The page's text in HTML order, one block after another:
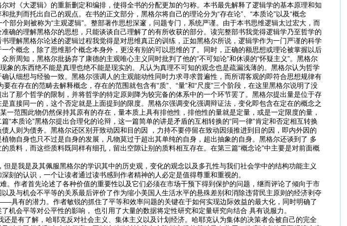
对《大逻辑》的重新删定和编排，使得全书的分配更加的匀称。本书最先解释了逻辑学的基本原理和知
批判而托出自己的观点。在书的正文部分，黑格尔将自己的理论分为“存在论”、“本质论”以及“概念
部分则被称为“主观逻辑”。整部著作思想深邃，问题专门，系统严谨。由于本书思维逻辑太过宏大，而
确的理解黑格尔的思想，只能谈谈自己理解了的有所收获的部分。读完整部书我觉得逻辑学乃至哲学的
理解黑格尔论述的逻辑过程我觉得是对思维真正的训练，正如黑格尔所说，逻辑学作为一门严谨的科学
个概念，除了思维那个概念本身外，更没有别的可以思维的了。同时，正确的额思想或理论被掌握以后
所周知，黑格尔批扬弃了康德的主观唯心主义同时批判了他的“不可知论”和休谟的“怀疑主义”。黑格尔
象的东西绝不能是真理也绝不能是现实的。凡认为真理不可知的观念也是疏漏浅薄的。黑格尔认为哲学
认细想与经验一致。黑格尔强调人的主观能动性同时力求寻求普遍性，而所谓客观的即符合思想规律有
在存在的范畴去解释概念，存在的范围就包含有“质”、“量”和“尺度”三个阶段，在这里黑格尔说明了没
了那个哲学的限制，并将哲学的特定原则降为较完备的体系中的一个环节罢了。黑格尔提出量是位于存
直接同一的，这个否定就是上面提到的限度。黑格尔强调变化强调辩证法，变化即包含在定在的概念之
一范围此物仍然保持其原有的存在，量本质上具有排他性，排他性的量就是定量，或是一定限度的量，
“本质论”黑格尔提出合理化的论辩，这一篇简单的讲是矛盾的互相转换的“同一律”肯定和否定相互转换
人则为债务。黑格尔还区别开致动因和目的因 ，力持不要停留在致动因须推进到目的因，即内外因的
物自身也只不过是自身的发展，凡物莫过于超出其单纯的自身，超出抽象的自身。黑格尔还谈到了 多
质料，而这些质料既同样有细孔，留出空隙让别的质料相互存在。在第三篇“概念论”中主要是对前面概
我是及其佩服黑格尔的学识其中的历史观，变化的观念以及多孔性与我们社会学中的结构功能主义
刻的认识，一个让读者通过读书感到作者精神的人必定是值得尊重和重视的。
作者首先论述了各种价值的重要性以及它们必须在市场干预下得到保护的问题，继而评论了倾向于市
及与机会不平等的关系最后评价了作为缩小美国人生活水平的悬殊差别和消除违背民主原则的经济剥夺
有的潜力。作者敏锐的抓住了平等和效率问题的关键在于如何实现边际效益的最大化，同时明确了
机会平等对公平性的影响， 也引用了大量的数据将定性研究和定量研究向结合 具有说服力。
有了解，哈耶克反对社会主义、集体主义以及计划经济。哈耶克认为集体的决策者会被自己的完全